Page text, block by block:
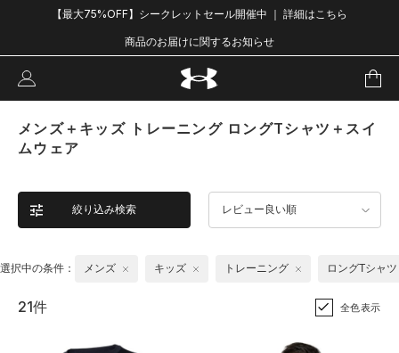
【最大75%OFF】シークレットセール開催中 ｜ 詳細はこちら
商品のお届けに関するお知らせ
メンズ＋キッズ トレーニング ロングTシャツ＋スイ
ムウェア
絞り込み検索 レビュー良い順
選択中の条件： メンズ キッズ トレーニング ロングTシャツ
21件 全色表示